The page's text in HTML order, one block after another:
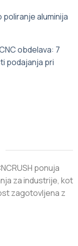
aluminija
obdelava: 7
podajanja pri
ponuja
za industrije, kot
zagotovljena z